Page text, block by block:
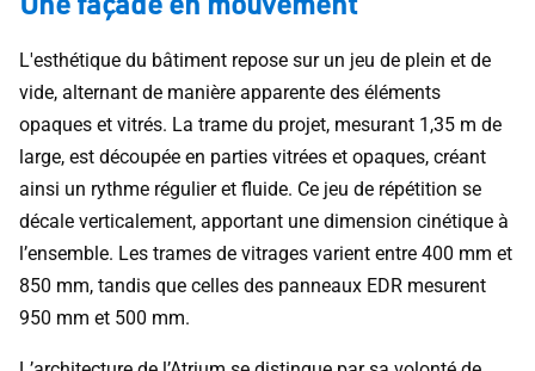
L'esthétique du bâtiment repose sur un jeu de plein et de
vide, alternant de manière apparente des éléments
opaques et vitrés. La trame du projet, mesurant 1,35 m de
large, est découpée en parties vitrées et opaques, créant
ainsi un rythme régulier et fluide. Ce jeu de répétition se
décale verticalement, apportant une dimension cinétique à
l’ensemble. Les trames de vitrages varient entre 400 mm et
850 mm, tandis que celles des panneaux EDR mesurent
950 mm et 500 mm.